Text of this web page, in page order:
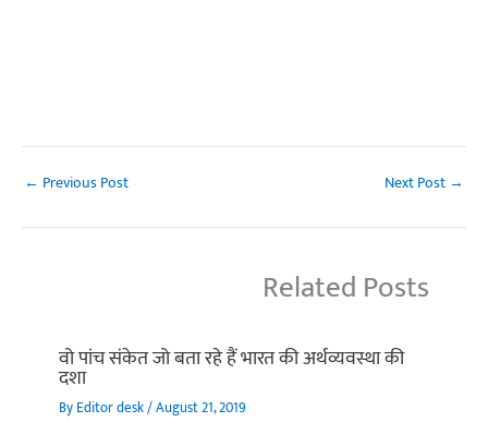
← Previous Post Next Post →
Related Posts
वो पांच संकेत जो बता रहे हैं भारत की अर्थव्यवस्था की
दशा
ByEditor desk/August 21, 2019